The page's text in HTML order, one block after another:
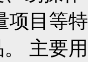
项目等
主要